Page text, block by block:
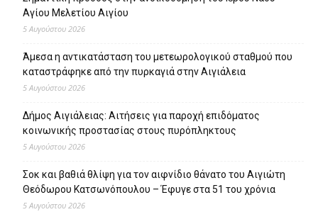
Αγίου Μελετίου Αιγίου
5 Αυγούστου 2026
Άμεσα η αντικατάσταση του μετεωρολογικού σταθμού που
καταστράφηκε από την πυρκαγιά στην Αιγιάλεια
5 Αυγούστου 2026
Δήμος Αιγιάλειας: Αιτήσεις για παροχή επιδόματος
κοινωνικής προστασίας στους πυρόπληκτους
5 Αυγούστου 2026
Σοκ και βαθιά θλίψη για τον αιφνίδιο θάνατο του Αιγιώτη
Θεόδωρου Κατσωνόπουλου – Έφυγε στα 51 του χρόνια
5 Αυγούστου 2026